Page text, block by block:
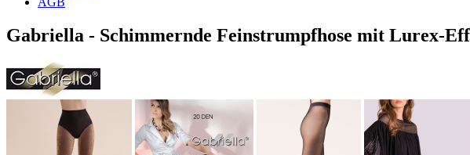
Gabriella - Schimmernde Feinstrumpfhose mit Lurex-